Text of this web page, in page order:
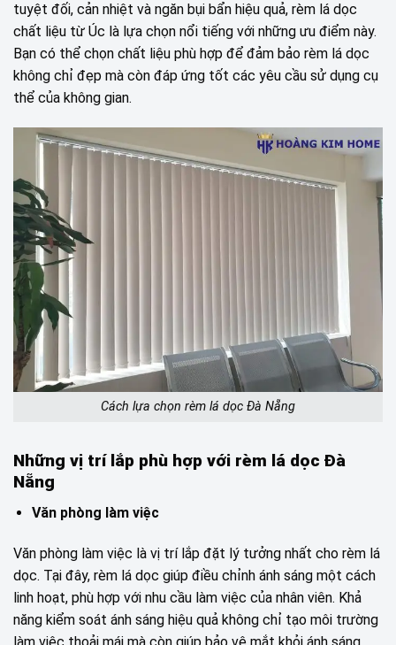
tuyệt đối, cản nhiệt và ngăn bụi bẩn hiệu quả, rèm lá dọc
chất liệu từ Úc là lựa chọn nổi tiếng với những ưu điểm này.
Bạn có thể chọn chất liệu phù hợp để đảm bảo rèm lá dọc
không chỉ đẹp mà còn đáp ứng tốt các yêu cầu sử dụng cụ
thể của không gian.
Cách lựa chọn rèm lá dọc Đà Nẵng
Những vị trí lắp phù hợp với rèm lá dọc Đà
Nẵng
Văn phòng làm việc
Văn phòng làm việc là vị trí lắp đặt lý tưởng nhất cho rèm lá
dọc. Tại đây, rèm lá dọc giúp điều chỉnh ánh sáng một cách
linh hoạt, phù hợp với nhu cầu làm việc của nhân viên. Khả
năng kiểm soát ánh sáng hiệu quả không chỉ tạo môi trường
làm việc thoải mái mà còn giúp bảo vệ mắt khỏi ánh sáng